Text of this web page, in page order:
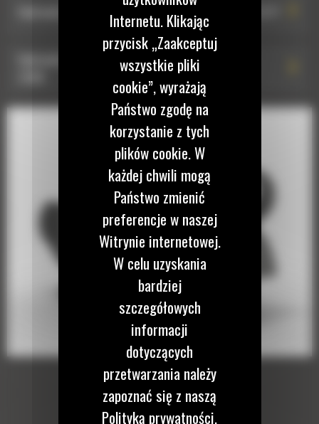
Hydrauliczne złącze osprzętu typu S HCS60: 590-2377
Hydrauliczne złącze osprzętu typu S HCS65: 590-
Hydrauliczne złącze osprzętu typu S HCS65: 590-
Hydrauliczne złącze osprzętu typu S HCS65: 583-0661
Internetu. Klikając
przycisk „Zaakceptuj
wszystkie pliki
cookie”, wyrażają
Państwo zgodę na
korzystanie z tych
plików cookie. W
każdej chwili mogą
Państwo zmienić
preferencje w naszej
Witrynie internetowej.
W celu uzyskania
bardziej
szczegółowych
informacji
dotyczących
przetwarzania należy
zapoznać się z naszą
Polityką prywatności.